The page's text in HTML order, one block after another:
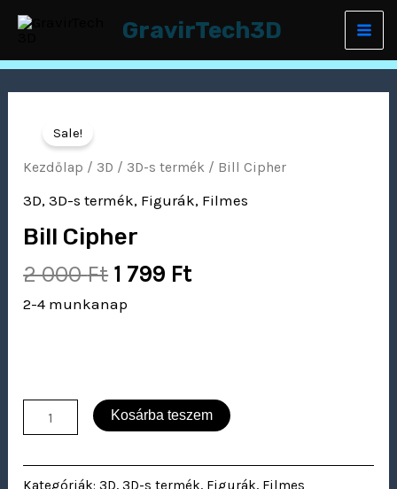
Skip
content
GravirTech3D
Sale!
Kezdőlap / 3D / 3D-s termék / Bill Cipher
3D,3D-s termék, Figurák, Filmes
Bill Cipher
2 000Ft
was:
000 Ft.
1 799 Ft
is:
799 Ft.
2-4 munkanap
Cipher
mennyiség
Kosárba teszem
Kategóriák:3D,3D-s termék, Figurák, Filmes